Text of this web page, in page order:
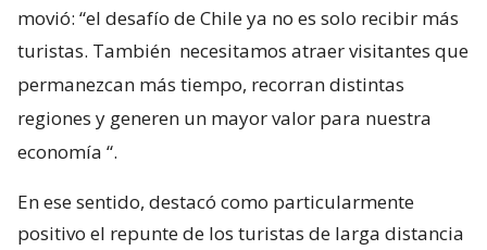
movió: “el desafío de Chile ya no es solo recibir más
turistas. También necesitamos atraer visitantes que
permanezcan más tiempo, recorran distintas
regiones y generen un mayor valor para nuestra
economía “.
En ese sentido, destacó como particularmente
positivo el repunte de los turistas de larga distancia